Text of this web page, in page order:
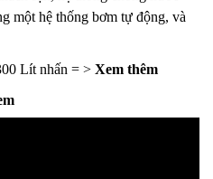
một hệ thống bơm tự động, và
Lít nhấn = > Xem thêm